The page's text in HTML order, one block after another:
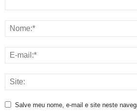
Salve meu nome, e-mail e site neste